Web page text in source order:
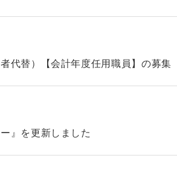
代替）【会計年度任用職員】の募集
』を更新しました